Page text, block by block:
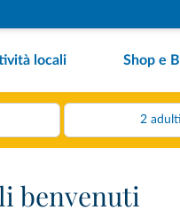
locali Shop e
benvenuti